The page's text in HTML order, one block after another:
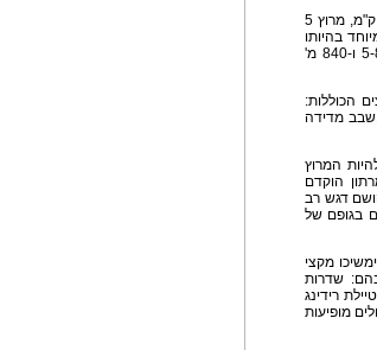
המרתון יכלול 6 מסלולים: מרתון (42.195 ק"מ), חצי מרתון (21 ק"מ), מרוץ 10 ק"מ, מרוץ 5
בהיותו
מרוץ אופני היד הגדול בישראל, ומקצה מיני מרתון ילדים (420 מטר לגילאי 5-8 ו-840 מ'
הכוללות:
מדידה
צפוי להיות המרוץ
הוקדם
דגש רב
בגופם של
מקצי
שדרות
רידינג
מופיעות